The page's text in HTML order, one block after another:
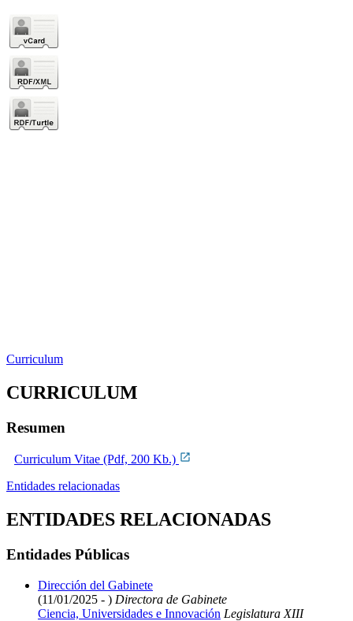
Curriculum
CURRICULUM
Resumen
Curriculum Vitae (Pdf, 200 Kb.)
Entidades relacionadas
ENTIDADES RELACIONADAS
Entidades Públicas
Dirección del Gabinete
(11/01/2025 - ) Directora de Gabinete
Ciencia, Universidades e Innovación Legislatura XIII